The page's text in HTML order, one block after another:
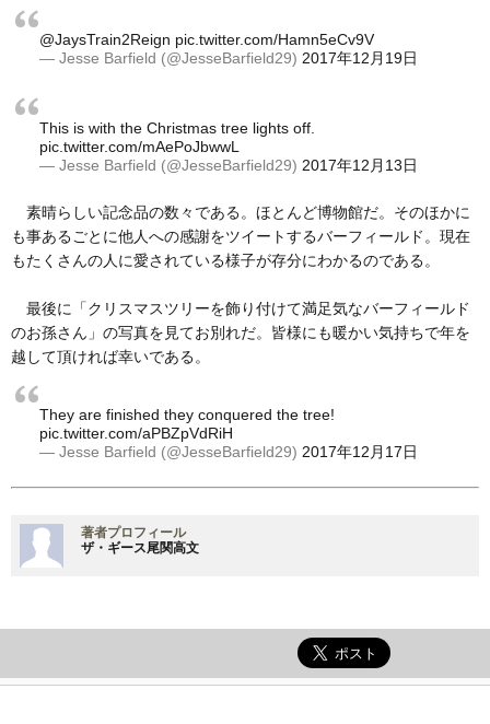
@JaysTrain2Reign pic.twitter.com/Hamn5eCv9V
— Jesse Barfield (@JesseBarfield29) 2017年12月19日
This is with the Christmas tree lights off.
pic.twitter.com/mAePoJbwwL
— Jesse Barfield (@JesseBarfield29) 2017年12月13日
素晴らしい記念品の数々である。ほとんど博物館だ。そのほかに
も事あるごとに他人への感謝をツイートするバーフィールド。現在
もたくさんの人に愛されている様子が存分にわかるのである。
最後に「クリスマスツリーを飾り付けて満足気なバーフィールド
のお孫さん」の写真を見てお別れだ。皆様にも暖かい気持ちで年を
越して頂ければ幸いである。
They are finished they conquered the tree!
pic.twitter.com/aPBZpVdRiH
— Jesse Barfield (@JesseBarfield29) 2017年12月17日
著者プロフィール
ザ・ギース尾関高文